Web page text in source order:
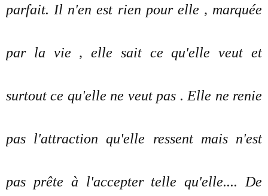
parfait. Il n'en est rien pour elle , marquée
par la vie , elle sait ce qu'elle veut et
surtout ce qu'elle ne veut pas . Elle ne renie
pas l'attraction qu'elle ressent mais n'est
pas prête à l'accepter telle qu'elle.... De